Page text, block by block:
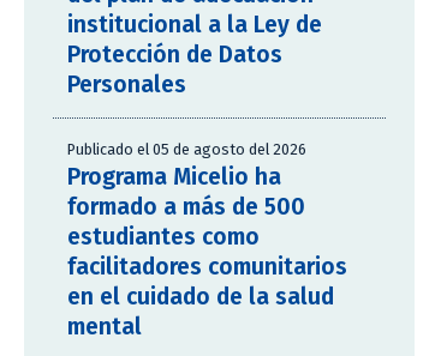
institucional a la Ley de
Protección de Datos
Personales
Publicado el 05 de agosto del 2026
Programa Micelio ha
formado a más de 500
estudiantes como
facilitadores comunitarios
en el cuidado de la salud
mental